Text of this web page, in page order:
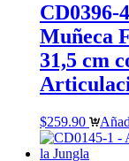
CD0396-
Muñeca
31,5 cm
$259.90